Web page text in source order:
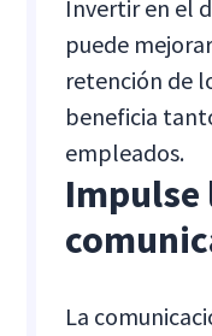
Invertir en el
puede
retención de
beneficia
empleados.
Impulse
La